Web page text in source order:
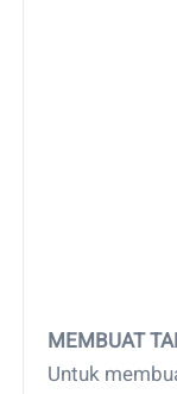
MEMBUAT
Untuk